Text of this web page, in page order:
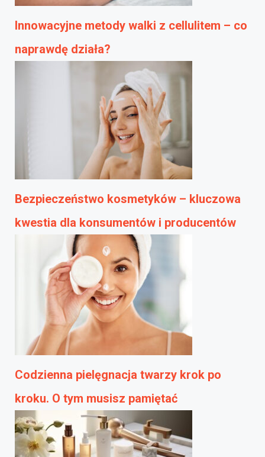
Innowacyjne metody walki z cellulitem – co
naprawdę działa?
Bezpieczeństwo kosmetyków – kluczowa
kwestia dla konsumentów i producentów
Codzienna pielęgnacja twarzy krok po
kroku. O tym musisz pamiętać